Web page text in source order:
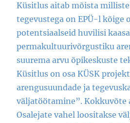
Küsitlus aitab mõista
tegevustega on EPÜ-l kõige
potentsiaalseid huvilisi
permakultuurivõrgustiku
suurema arvu õpikeskuste
Küsitlus on osa KÜSK
arengusuundade ja
väljatöötamine”. Kokkuvõte
Osalejate vahel loositakse